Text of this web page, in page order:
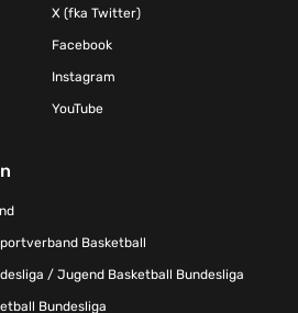
X (fka Twitter)
Facebook
Instagram
YouTube
Basketball
/ Jugend Basketball Bundesliga
Bundesliga